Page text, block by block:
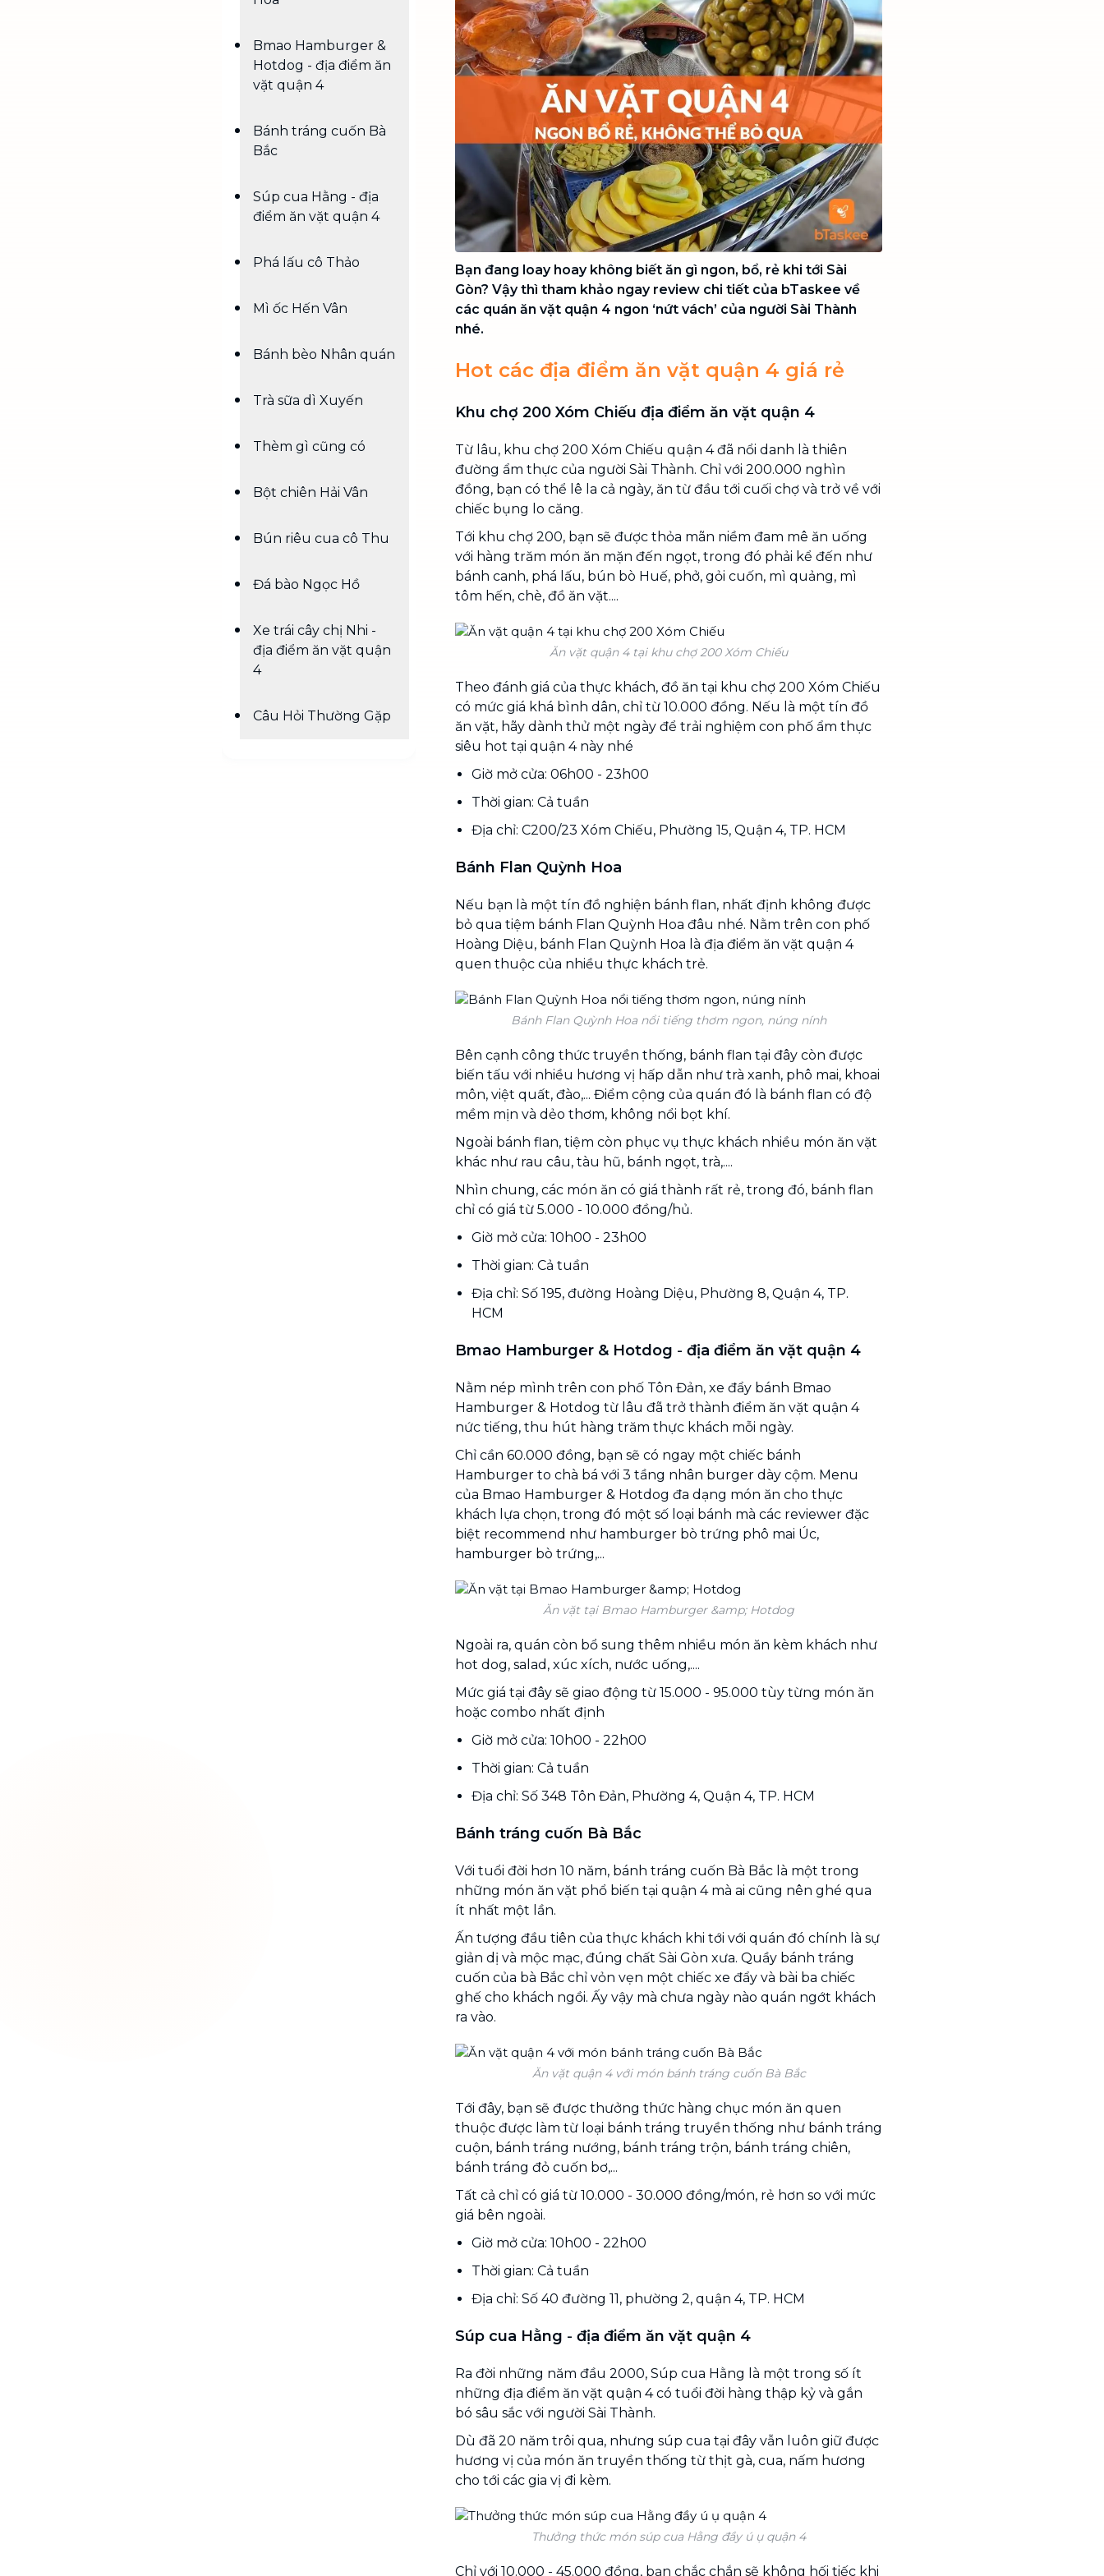
Chuyển nhà trọn gói, không lo dọn
dẹp nơi đi nơi đến
Vệ sinh công nghiệp NEW
Vệ sinh chuyên nghiệp cho văn
phòng, nhà xưởng, công trình lớn
Bmao Hamburger &
Hotdog - địa điểm ăn
vặt quận 4
Bánh tráng cuốn Bà
Bắc
Súp cua Hằng - địa
điểm ăn vặt quận 4
Phá lấu cô Thảo
Mì ốc Hến Vân
Bánh bèo Nhân quán
Trà sữa dì Xuyến
Thèm gì cũng có
Bột chiên Hải Vân
Bún riêu cua cô Thu
Đá bào Ngọc Hồ
Xe trái cây chị Nhi -
địa điểm ăn vặt quận
4
Câu Hỏi Thường Gặp
Bạn đang loay hoay không biết ăn gì ngon, bổ, rẻ khi tới Sài
Gòn? Vậy thì tham khảo ngay review chi tiết của bTaskee về
các quán ăn vặt quận 4 ngon ‘nứt vách’ của người Sài Thành
nhé.
Hot các địa điểm ăn vặt quận 4 giá rẻ
Khu chợ 200 Xóm Chiếu địa điểm ăn vặt quận 4
Từ lâu, khu chợ 200 Xóm Chiếu quận 4 đã nổi danh là thiên
đường ẩm thực của người Sài Thành. Chỉ với 200.000 nghìn
đồng, bạn có thể lê la cả ngày, ăn từ đầu tới cuối chợ và trở về với
chiếc bụng lo căng.
Tới khu chợ 200, bạn sẽ được thỏa mãn niềm đam mê ăn uống
với hàng trăm món ăn mặn đến ngọt, trong đó phải kể đến như
bánh canh, phá lấu, bún bò Huế, phở, gỏi cuốn, mì quảng, mì
tôm hến, chè, đồ ăn vặt....
Ăn vặt quận 4 tại khu chợ 200 Xóm Chiếu
Theo đánh giá của thực khách, đồ ăn tại khu chợ 200 Xóm Chiếu
có mức giá khá bình dân, chỉ từ 10.000 đồng. Nếu là một tín đồ
ăn vặt, hãy dành thử một ngày để trải nghiệm con phố ẩm thực
siêu hot tại quận 4 này nhé
Giờ mở cửa: 06h00 - 23h00
Thời gian: Cả tuần
Địa chỉ: C200/23 Xóm Chiếu, Phường 15, Quận 4, TP. HCM
Bánh Flan Quỳnh Hoa
Nếu bạn là một tín đồ nghiện bánh flan, nhất định không được
bỏ qua tiệm bánh Flan Quỳnh Hoa đâu nhé. Nằm trên con phố
Hoàng Diệu, bánh Flan Quỳnh Hoa là địa điểm ăn vặt quận 4
quen thuộc của nhiều thực khách trẻ.
Bánh Flan Quỳnh Hoa nổi tiếng thơm ngon, núng nính
Bên cạnh công thức truyền thống, bánh flan tại đây còn được
biến tấu với nhiều hương vị hấp dẫn như trà xanh, phô mai, khoai
môn, việt quất, đào,... Điểm cộng của quán đó là bánh flan có độ
mềm mịn và dẻo thơm, không nổi bọt khí.
Ngoài bánh flan, tiệm còn phục vụ thực khách nhiều món ăn vặt
khác như rau câu, tàu hũ, bánh ngọt, trà,....
Nhìn chung, các món ăn có giá thành rất rẻ, trong đó, bánh flan
chỉ có giá từ 5.000 - 10.000 đồng/hủ.
Giờ mở cửa: 10h00 - 23h00
Thời gian: Cả tuần
Địa chỉ: Số 195, đường Hoàng Diệu, Phường 8, Quận 4, TP.
HCM
Bmao Hamburger & Hotdog - địa điểm ăn vặt quận 4
Nằm nép mình trên con phố Tôn Đản, xe đẩy bánh Bmao
Hamburger & Hotdog từ lâu đã trở thành điểm ăn vặt quận 4
nức tiếng, thu hút hàng trăm thực khách mỗi ngày.
Chỉ cần 60.000 đồng, bạn sẽ có ngay một chiếc bánh
Hamburger to chà bá với 3 tầng nhân burger dày cộm. Menu
của Bmao Hamburger & Hotdog đa dạng món ăn cho thực
khách lựa chọn, trong đó một số loại bánh mà các reviewer đặc
biệt recommend như hamburger bò trứng phô mai Úc,
hamburger bò trứng,...
Ăn vặt tại Bmao Hamburger &amp; Hotdog
Ngoài ra, quán còn bổ sung thêm nhiều món ăn kèm khách như
hot dog, salad, xúc xích, nước uống,....
Mức giá tại đây sẽ giao động từ 15.000 - 95.000 tùy từng món ăn
hoặc combo nhất định
Giờ mở cửa: 10h00 - 22h00
Thời gian: Cả tuần
Địa chỉ: Số 348 Tôn Đản, Phường 4, Quận 4, TP. HCM
Bánh tráng cuốn Bà Bắc
Với tuổi đời hơn 10 năm, bánh tráng cuốn Bà Bắc là một trong
những món ăn vặt phổ biến tại quận 4 mà ai cũng nên ghé qua
ít nhất một lần.
Ấn tượng đầu tiên của thực khách khi tới với quán đó chính là sự
giản dị và mộc mạc, đúng chất Sài Gòn xưa. Quầy bánh tráng
cuốn của bà Bắc chỉ vỏn vẹn một chiếc xe đẩy và bài ba chiếc
ghế cho khách ngồi. Ấy vậy mà chưa ngày nào quán ngớt khách
ra vào.
Ăn vặt quận 4 với món bánh tráng cuốn Bà Bắc
Tới đây, bạn sẽ được thưởng thức hàng chục món ăn quen
thuộc được làm từ loại bánh tráng truyền thống như bánh tráng
cuộn, bánh tráng nướng, bánh tráng trộn, bánh tráng chiên,
bánh tráng đỏ cuốn bơ,...
Tất cả chỉ có giá từ 10.000 - 30.000 đồng/món, rẻ hơn so với mức
giá bên ngoài.
Giờ mở cửa: 10h00 - 22h00
Thời gian: Cả tuần
Địa chỉ: Số 40 đường 11, phường 2, quận 4, TP. HCM
Súp cua Hằng - địa điểm ăn vặt quận 4
Ra đời những năm đầu 2000, Súp cua Hằng là một trong số ít
những địa điểm ăn vặt quận 4 có tuổi đời hàng thập kỷ và gắn
bó sâu sắc với người Sài Thành.
Dù đã 20 năm trôi qua, nhưng súp cua tại đây vẫn luôn giữ được
hương vị của món ăn truyền thống từ thịt gà, cua, nấm hương
cho tới các gia vị đi kèm.
Thưởng thức món súp cua Hằng đầy ú ụ quận 4
Chỉ với 10.000 - 45.000 đồng, bạn chắc chắn sẽ không hối tiếc khi